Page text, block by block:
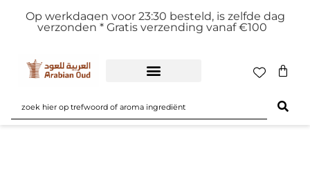
Op werkdagen voor 23:30 besteld, is zelfde dag
verzonden * Gratis verzending vanaf €100